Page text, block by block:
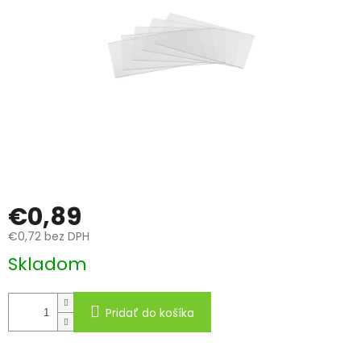
€0,89
€0,72 bez DPH
Jednotková
cena:
Skladom
Pridať do košíka